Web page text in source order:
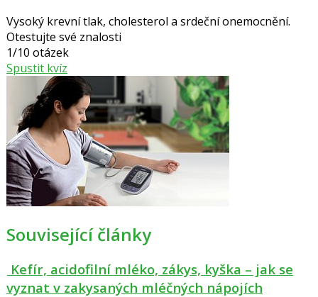
Vysoký krevní tlak, cholesterol a srdeční onemocnění.
Otestujte své znalosti
1/10 otázek
Spustit kvíz
Související články
Kefír, acidofilní mléko, zákys, kyška – jak se
vyznat v zakysaných mléčných nápojích